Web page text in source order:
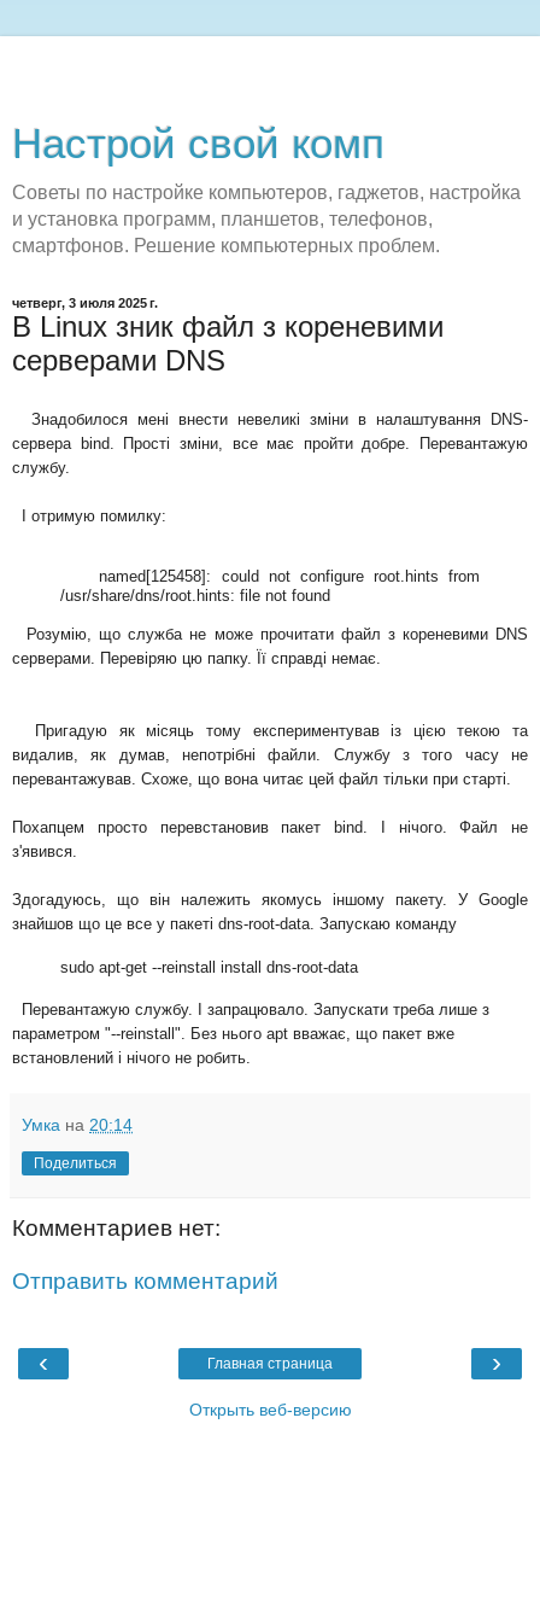
Настрой свой комп
Советы по настройке компьютеров, гаджетов, настройка
и установка программ, планшетов, телефонов,
смартфонов. Решение компьютерных проблем.
четверг, 3 июля 2025 г.
В Linux зник файл з кореневими
серверами DNS
Знадобилося мені внести невеликі зміни в налаштування DNS-
сервера bind. Прості зміни, все має пройти добре. Перевантажую
службу.
І отримую помилку:
named[125458]: could not configure root.hints from
/usr/share/dns/root.hints: file not found
Розумію, що служба не може прочитати файл з кореневими DNS
серверами. Перевіряю цю папку. Її справді немає.
Пригадую як місяць тому експериментував із цією текою та
видалив, як думав, непотрібні файли. Службу з того часу не
перевантажував. Схоже, що вона читає цей файл тільки при старті.
Похапцем просто перевстановив пакет bind. І нічого. Файл не
з'явився.
Здогадуюсь, що він належить якомусь іншому пакету. У Google
знайшов що це все у пакеті dns-root-data. Запускаю команду
sudo apt-get --reinstall install dns-root-data
Перевантажую службу. І запрацювало. Запускати треба лише з
параметром "--reinstall". Без нього apt вважає, що пакет вже
встановлений і нічого не робить.
Умка на 20:14
Поделиться
Комментариев нет:
Отправить комментарий
‹ ›
Главная страница
Открыть веб-версию